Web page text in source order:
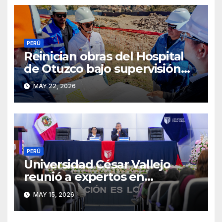
PERÚ
Reinician obras del Hospital
de Otuzco bajo supervisión
del GORE La Libertad
MAY 22, 2026
PERÚ
Universidad César Vallejo
reunió a expertos en
psicología forense y
prevención de la violencia en
seminario internacional
MAY 15, 2026